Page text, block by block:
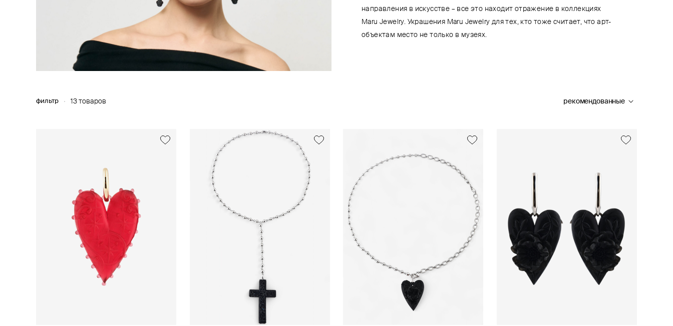
направления в искусстве – все это находит отражение в коллекциях
Maru Jewelry. Украшения Maru Jewelry для тех, кто тоже считает, что арт-
объектам место не только в музеях.
фильтр 13 товаров рекомендованные